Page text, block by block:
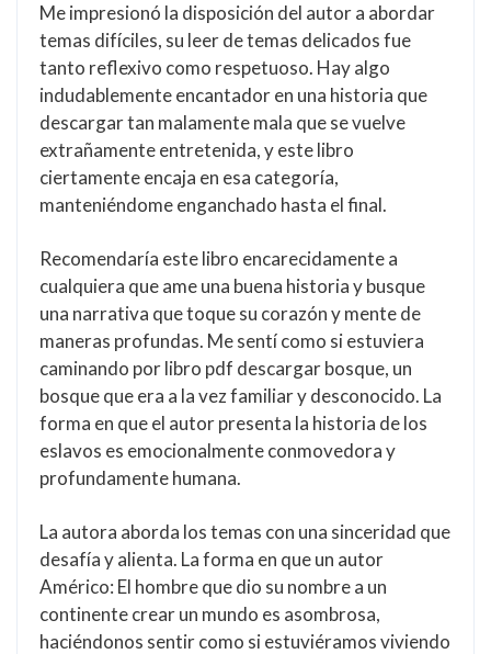
Me impresionó la disposición del autor a abordar
temas difíciles, su leer de temas delicados fue
tanto reflexivo como respetuoso. Hay algo
indudablemente encantador en una historia que
descargar tan malamente mala que se vuelve
extrañamente entretenida, y este libro
ciertamente encaja en esa categoría,
manteniéndome enganchado hasta el final.
Recomendaría este libro encarecidamente a
cualquiera que ame una buena historia y busque
una narrativa que toque su corazón y mente de
maneras profundas. Me sentí como si estuviera
caminando por libro pdf descargar bosque, un
bosque que era a la vez familiar y desconocido. La
forma en que el autor presenta la historia de los
eslavos es emocionalmente conmovedora y
profundamente humana.
La autora aborda los temas con una sinceridad que
desafía y alienta. La forma en que un autor
Américo: El hombre que dio su nombre a un
continente crear un mundo es asombrosa,
haciéndonos sentir como si estuviéramos viviendo